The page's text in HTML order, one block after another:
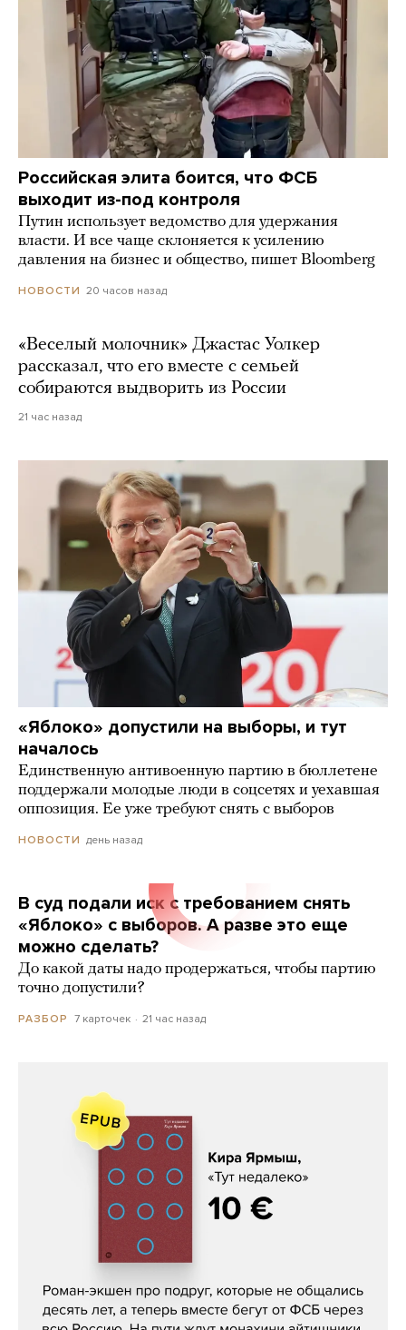
Российская элита боится, что ФСБ
выходит из-под контроля
Путин использует ведомство для удержания
власти. И все чаще склоняется к усилению
давления на бизнес и общество, пишет Bloomberg
НОВОСТИ 20 часов назад
«Веселый молочник» Джастас Уолкер
рассказал, что его вместе с семьей
собираются выдворить из России
21 час назад
«Яблоко» допустили на выборы, и тут
началось
Единственную антивоенную партию в бюллетене
поддержали молодые люди в соцсетях и уехавшая
оппозиция. Ее уже требуют снять с выборов
НОВОСТИ день назад
В суд подали иск с требованием снять
«Яблоко» с выборов. А разве это еще
можно сделать?
До какой даты надо продержаться, чтобы партию
точно допустили?
РАЗБОР 7 карточек 21 час назад
Кира Ярмыш, «Тут недалеко»